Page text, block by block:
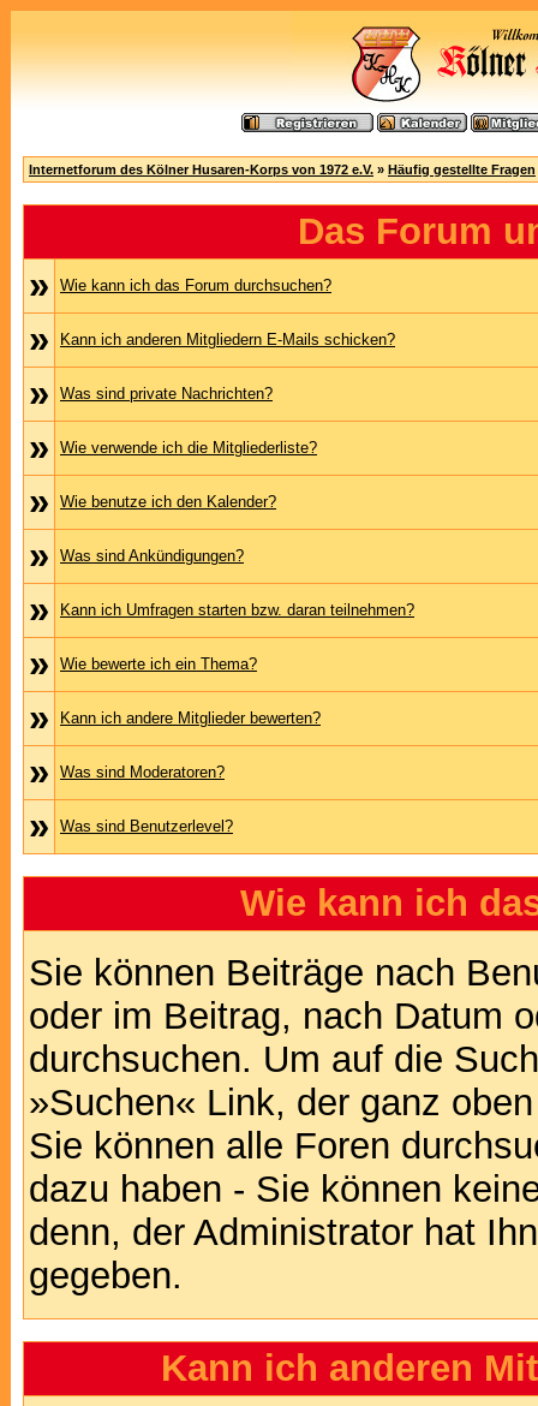
Internetforum des Kölner Husaren-Korps von 1972 e.V. » Häufig gestellte Fragen
Das Forum
»
Wie kann ich das Forum durchsuchen?
» Kann ich anderen Mitgliedern E-Mails schicken?
» Was sind private Nachrichten?
» Wie verwende ich die Mitgliederliste?
» Wie benutze ich den Kalender?
» Was sind Ankündigungen?
» Kann ich Umfragen starten bzw. daran teilnehmen?
» Wie bewerte ich ein Thema?
» Kann ich andere Mitglieder bewerten?
» Was sind Moderatoren?
» Was sind Benutzerlevel?
Wie kann ich
Sie können Beiträge nach
oder im Beitrag, nach Datum
durchsuchen. Um auf die
»Suchen« Link, der ganz
Sie können alle Foren
dazu haben - Sie können
denn, der Administrator hat
gegeben.
Kann ich anderen